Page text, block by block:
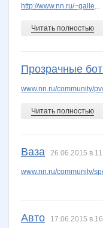
http://www.nn.ru/~galle...
Читать полностью
Прозрачные
www.nn.ru/community/
Читать полностью
Ваза 26.06.2015 в
www.nn.ru/community/
Авто 17.06.2015 в